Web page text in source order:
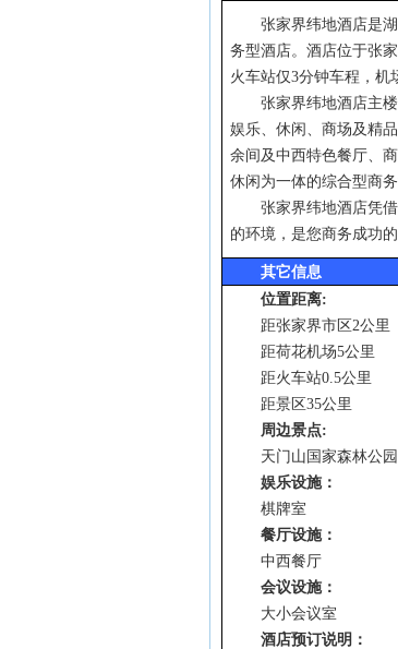
张家界纬地酒店是
务型酒店。酒店位于张
火车站仅3分钟车程，机
张家界纬地酒店主
娱乐、休闲、商场及精
余间及中西特色餐厅、
休闲为一体的综合型商务
张家界纬地酒店凭
的环境，是您商务成功
其它信息
位置距离:
距张家界市区2公里
距荷花机场5公里
距火车站0.5公里
距景区35公里
周边景点:
天门山国家森林公
娱乐设施：
棋牌室
餐厅设施：
中西餐厅
会议设施：
大小会议室
酒店预订说明：